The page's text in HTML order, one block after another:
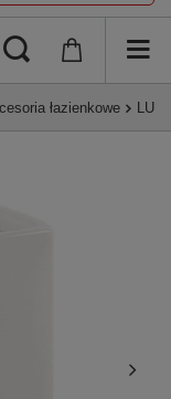
łazienkowe